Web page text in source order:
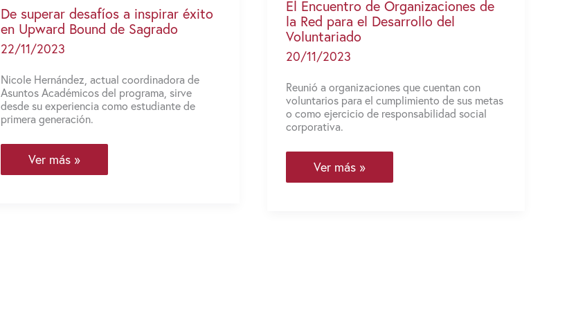
De superar desafíos a inspirar éxito
en Upward Bound de Sagrado
22/11/2023
Nicole Hernández, actual coordinadora de
Asuntos Académicos del programa, sirve
desde su experiencia como estudiante de
primera generación.
De
superar
Ver más »
El Encuentro de Organizaciones de
la Red para el Desarrollo del
Voluntariado
20/11/2023
Reunió a organizaciones que cuentan con
voluntarios para el cumplimiento de sus metas
o como ejercicio de responsabilidad social
corporativa.
El
Encuentro
Ver más »